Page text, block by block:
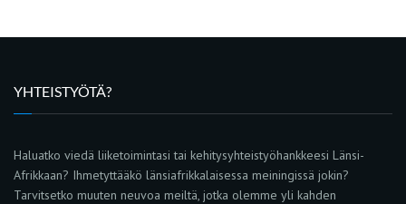
YHTEISTYÖTÄ?
Haluatko viedä liiketoimintasi tai kehitysyhteistyöhankkeesi Länsi-
Afrikkaan? Ihmetyttääkö länsiafrikkalaisessa meiningissä jokin?
Tarvitsetko muuten neuvoa meiltä, jotka olemme yli kahden